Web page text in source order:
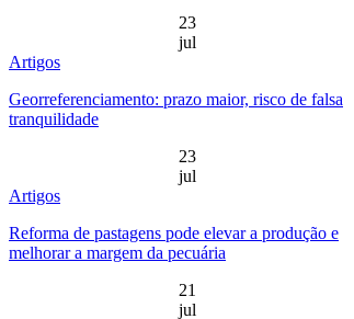
23
jul
Artigos
Georreferenciamento: prazo maior, risco de falsa
tranquilidade
23
jul
Artigos
Reforma de pastagens pode elevar a produção e
melhorar a margem da pecuária
21
jul